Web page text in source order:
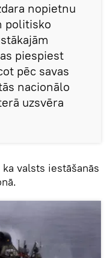
nopietnu
politisko
piespiest
pēc savas
nacionālo
uzsvēra
valsts iestāšanās